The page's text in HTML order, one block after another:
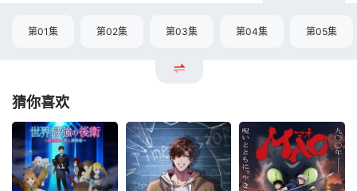
第01集 第02集 第03集 第04集 第05集
猜你喜欢